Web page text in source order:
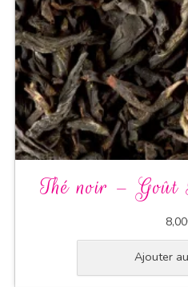
Thé noir – Goût
8,00
Ajouter